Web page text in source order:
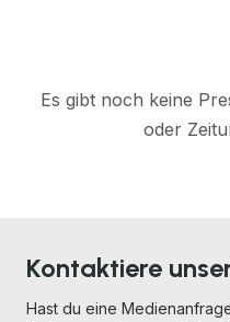
Es gibt noch keine
oder
Kontaktiere
Hast du eine